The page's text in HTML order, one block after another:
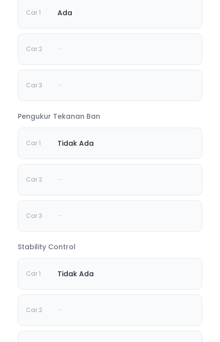
Ada
-
-
Pengukur Tekanan Ban
Tidak Ada
-
-
Stability Control
Tidak Ada
-